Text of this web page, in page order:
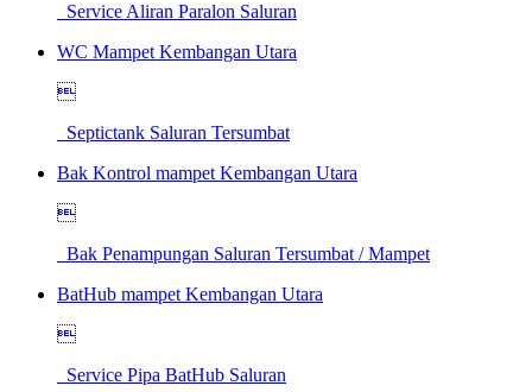
Service Aliran Paralon Saluran
WC Mampet Kembangan Utara

Septictank Saluran Tersumbat
Bak Kontrol mampet Kembangan Utara

Bak Penampungan Saluran Tersumbat / Mampet
BatHub mampet Kembangan Utara

Service Pipa BatHub Saluran